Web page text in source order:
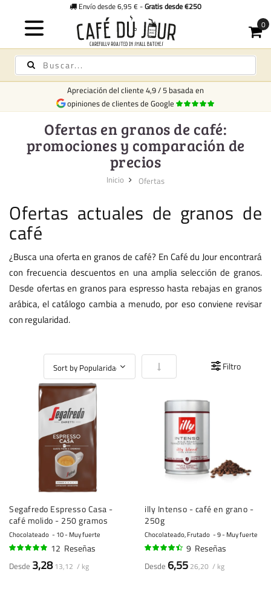
Envío desde 6,95 € -Gratis desde €250
Apreciación del cliente 4,9/5 basada en
opiniones de clientes de Google
Ofertas en granos de café:
promociones y comparación de
precios
Inicio Ofertas
Ofertas actuales de granos de
café
¿Busca una oferta en granos de café? En Café du Jour encontrará
con frecuencia descuentos en una amplia selección de granos.
Desde ofertas en granos para espresso hasta rebajas en granos
arábica, el catálogo cambia a menudo, por eso conviene revisar
con regularidad.
Fijar Dirección Ascendente
Filtro
Segafredo Espresso Casa -
café molido - 250 gramos
Chocolateado 10 - Muy fuerte
12 Reseñas
Desde 3,28 13,12 / kg
illy Intenso - café en grano -
250g
Chocolateado, Frutado 9 - Muy fuerte
9 Reseñas
Desde 6,55 26,20 / kg